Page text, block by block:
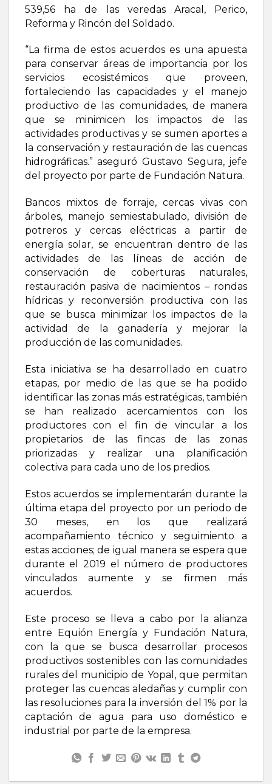
539,56 ha de las veredas Aracal, Perico,
Reforma y Rincón del Soldado.
“La firma de estos acuerdos es una apuesta
para conservar áreas de importancia por los
servicios ecosistémicos que proveen,
fortaleciendo las capacidades y el manejo
productivo de las comunidades, de manera
que se minimicen los impactos de las
actividades productivas y se sumen aportes a
la conservación y restauración de las cuencas
hidrográficas.” aseguró Gustavo Segura, jefe
del proyecto por parte de Fundación Natura.
Bancos mixtos de forraje, cercas vivas con
árboles, manejo semiestabulado, división de
potreros y cercas eléctricas a partir de
energía solar, se encuentran dentro de las
actividades de las líneas de acción de
conservación de coberturas naturales,
restauración pasiva de nacimientos – rondas
hídricas y reconversión productiva con las
que se busca minimizar los impactos de la
actividad de la ganadería y mejorar la
producción de las comunidades.
Esta iniciativa se ha desarrollado en cuatro
etapas, por medio de las que se ha podido
identificar las zonas más estratégicas, también
se han realizado acercamientos con los
productores con el fin de vincular a los
propietarios de las fincas de las zonas
priorizadas y realizar una planificación
colectiva para cada uno de los predios.
Estos acuerdos se implementarán durante la
última etapa del proyecto por un periodo de
30 meses, en los que realizará
acompañamiento técnico y seguimiento a
estas acciones; de igual manera se espera que
durante el 2019 el número de productores
vinculados aumente y se firmen más
acuerdos.
Este proceso se lleva a cabo por la alianza
entre Equión Energía y Fundación Natura,
con la que se busca desarrollar procesos
productivos sostenibles con las comunidades
rurales del municipio de Yopal, que permitan
proteger las cuencas aledañas y cumplir con
las resoluciones para la inversión del 1% por la
captación de agua para uso doméstico e
industrial por parte de la empresa.